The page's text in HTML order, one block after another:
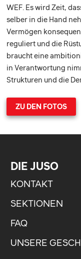
WEF. Es wird Zeit,
selber in die Hand
Vermögen
reguliert und die
braucht eine
in Verantwortung
Strukturen und die
ZU DEN FOTOS
DIE JUSO
KONTAKT
SEKTIONEN
FAQ
UNSERE